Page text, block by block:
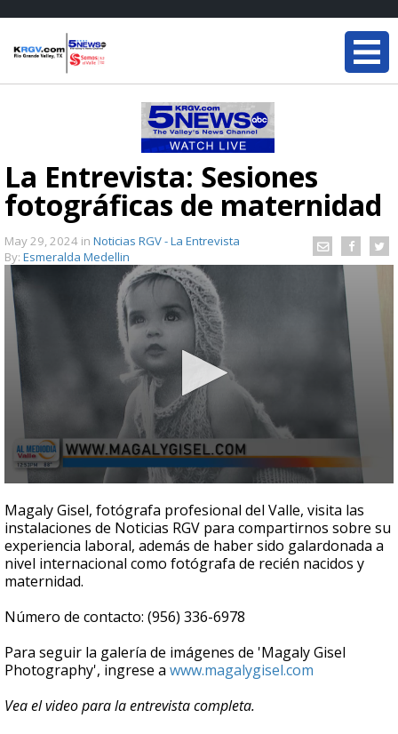
La Entrevista: Sesiones
fotográficas de maternidad
May 29, 2024 in Noticias RGV - La Entrevista
By: Esmeralda Medellin
seconds
of
4
minutes,
18
seconds
Magaly Gisel, fotógrafa profesional del Valle, visita las
instalaciones de Noticias RGV para compartirnos sobre su
experiencia laboral, además de haber sido galardonada a
nivel internacional como fotógrafa de recién nacidos y
maternidad.
Número de contacto: (956) 336-6978
Para seguir la galería de imágenes de 'Magaly Gisel
Photography', ingrese a www.magalygisel.com
Vea el video para la entrevista completa.